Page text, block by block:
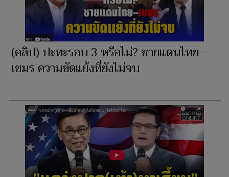
(คลิป) ปะทะรอบ 3 หรือไม่? ชายแดนไทย–
เขมร ความขัดแย้งที่ยังไม่จบ